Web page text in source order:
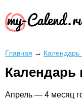
Главная → Календарь
Календарь
Апрель — 4 месяц